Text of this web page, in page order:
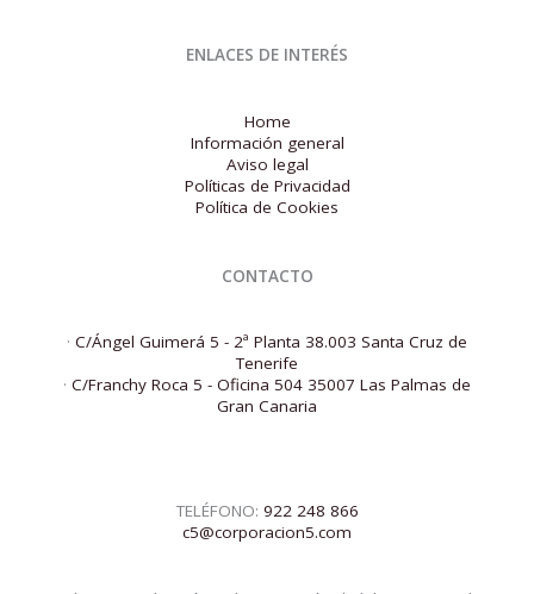
ENLACES DE INTERÉS
Home
Información general
Aviso legal
Políticas de Privacidad
Política de Cookies
CONTACTO
· C/Ángel Guimerá 5 - 2ª Planta 38.003 Santa Cruz de
Tenerife
· C/Franchy Roca 5 - Oficina 504 35007 Las Palmas de
Gran Canaria
TELÉFONO: 922 248 866
c5@corporacion5.com